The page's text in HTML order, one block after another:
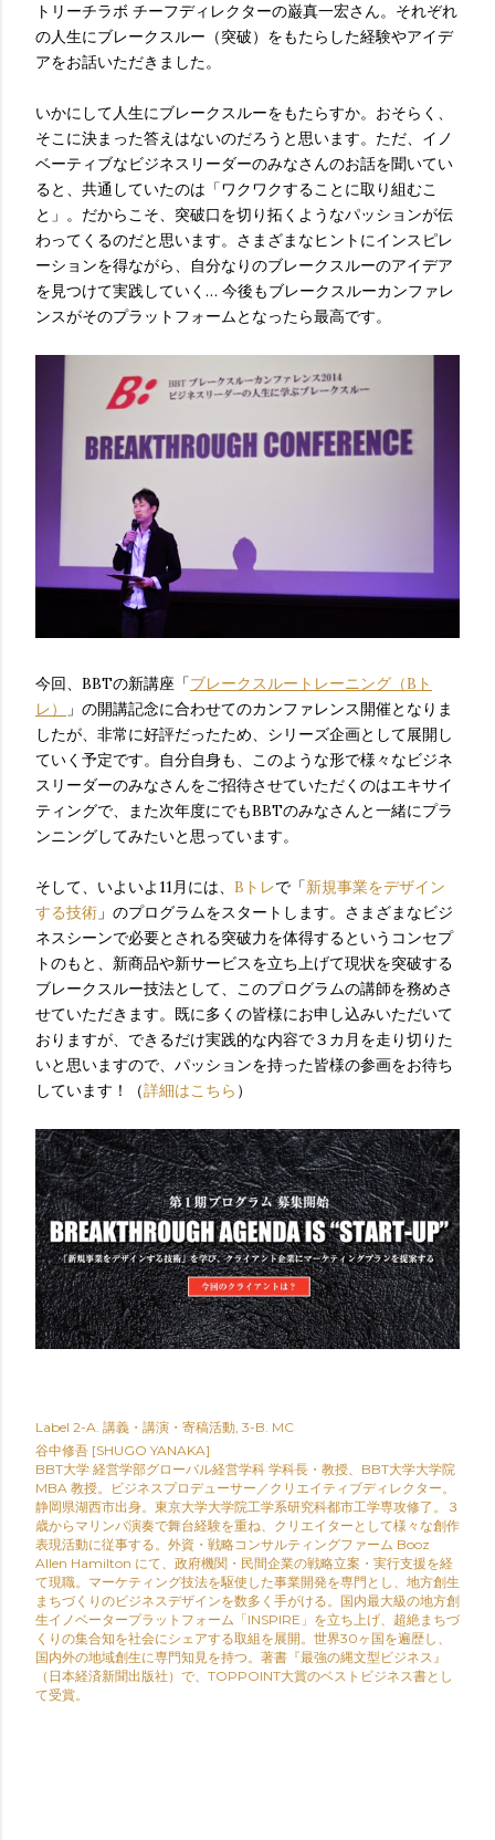
トリーチラボ チーフディレクターの巌真一宏さん。それぞれ
の人生にブレークスルー（突破）をもたらした経験やアイデ
アをお話いただきました。
いかにして人生にブレークスルーをもたらすか。おそらく、
そこに決まった答えはないのだろうと思います。ただ、イノ
ベーティブなビジネスリーダーのみなさんのお話を聞いてい
ると、共通していたのは「ワクワクすることに取り組むこ
と」。だからこそ、突破口を切り拓くようなパッションが伝
わってくるのだと思います。さまざまなヒントにインスピレ
ーションを得ながら、自分なりのブレークスルーのアイデア
を見つけて実践していく… 今後もブレークスルーカンファレ
ンスがそのプラットフォームとなったら最高です。
今回、BBTの新講座「ブレークスルートレーニング（Bト
レ）
」の開講記念に合わせてのカンファレンス開催となりま
したが、非常に好評だったため、シリーズ企画として展開し
ていく予定です。自分自身も、このような形で様々なビジネ
スリーダーのみなさんをご招待させていただくのはエキサイ
ティングで、また次年度にでもBBTのみなさんと一緒にプラ
ンニングしてみたいと思っています。
そして、いよいよ11月には、 Bトレで「新規事業をデザイン
する技術 」のプログラムをスタートします。さまざまなビジ
ネスシーンで必要とされる突破力を体得するというコンセプ
トのもと、新商品や新サービスを立ち上げて現状を突破する
ブレークスルー技法として、このプログラムの講師を務めさ
せていただきます。既に多くの皆様にお申し込みいただいて
おりますが、できるだけ実践的な内容で３カ月を走り切りた
いと思いますので、パッションを持った皆様の参画をお待ち
しています！（詳細はこちら ）
Label 2-A. 講義・講演・寄稿活動 3-B. MC
谷中修吾 [SHUGO YANAKA]
BBT大学 経営学部グローバル経営学科 学科長・教授、BBT大学大学院
MBA 教授。ビジネスプロデューサー／クリエイティブディレクター。
静岡県湖西市出身。東京大学大学院工学系研究科都市工学専攻修了。３
歳からマリンバ演奏で舞台経験を重ね、クリエイターとして様々な創作
表現活動に従事する。外資・戦略コンサルティングファーム Booz
Allen Hamilton にて、政府機関・民間企業の戦略立案・実行支援を経
て現職。マーケティング技法を駆使した事業開発を専門とし、地方創生
まちづくりのビジネスデザインを数多く手がける。国内最大級の地方創
生イノベータープラットフォーム「INSPIRE」を立ち上げ、超絶まちづ
くりの集合知を社会にシェアする取組を展開。世界30ヶ国を遍歴し、
国内外の地域創生に専門知見を持つ。著書『最強の縄文型ビジネス』
（日本経済新聞出版社）で、TOPPOINT大賞のベストビジネス書とし
て受賞。